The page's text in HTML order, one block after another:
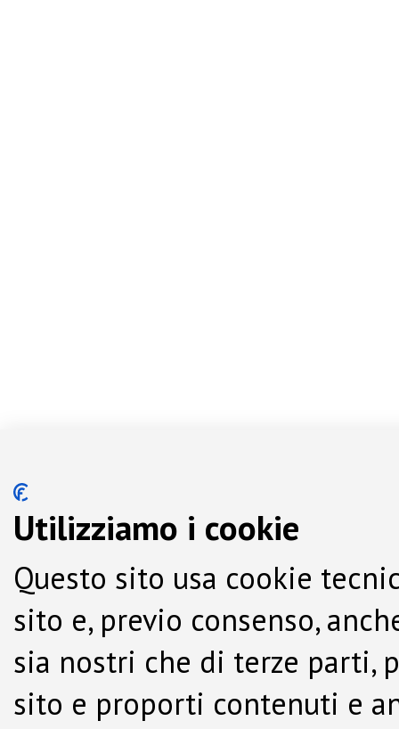
Utilizziamo i cookie
Questo sito usa cookie
sito e, previo consenso,
sia nostri che di terze parti,
sito e proporti contenuti e